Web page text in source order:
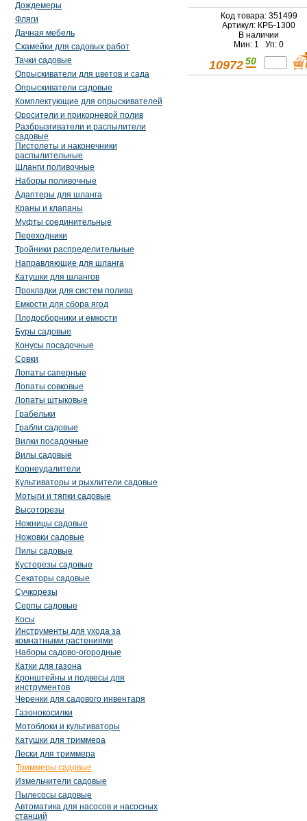
Дождемеры
Фляги
Дачная мебель
Скамейки для садовых работ
Тачки садовые
Опрыскиватели для цветов и сада
Опрыскиватели садовые
Комплектующие для опрыскивателей
Оросители и прикорневой полив
Разбрызгиватели и распылители
садовые
Пистолеты и наконечники
распылительные
Шланги поливочные
Наборы поливочные
Адаптеры для шланга
Краны и клапаны
Муфты соединительные
Переходники
Тройники распределительные
Направляющие для шланга
Катушки для шлангов
Прокладки для систем полива
Емкости для сбора ягод
Плодосборники и емкости
Буры садовые
Конусы посадочные
Совки
Лопаты саперные
Лопаты совковые
Лопаты штыковые
Грабельки
Грабли садовые
Вилки посадочные
Вилы садовые
Корнеудалители
Культиваторы и рыхлители садовые
Мотыги и тяпки садовые
Высоторезы
Ножницы садовые
Ножовки садовые
Пилы садовые
Кусторезы садовые
Секаторы садовые
Сучкорезы
Серпы садовые
Косы
Инструменты для ухода за
комнатными растениями
Наборы садово-огородные
Катки для газона
Кронштейны и подвесы для
инструментов
Черенки для садового инвентаря
Газонокосилки
Мотоблоки и культиваторы
Катушки для триммера
Лески для триммера
Триммеры садовые
Измельчители садовые
Пылесосы садовые
Автоматика для насосов и насосных
станций
Код товара: 351499
Артикул: КРБ-1300
В наличии
Мин: 1 Уп: 0
10972 50